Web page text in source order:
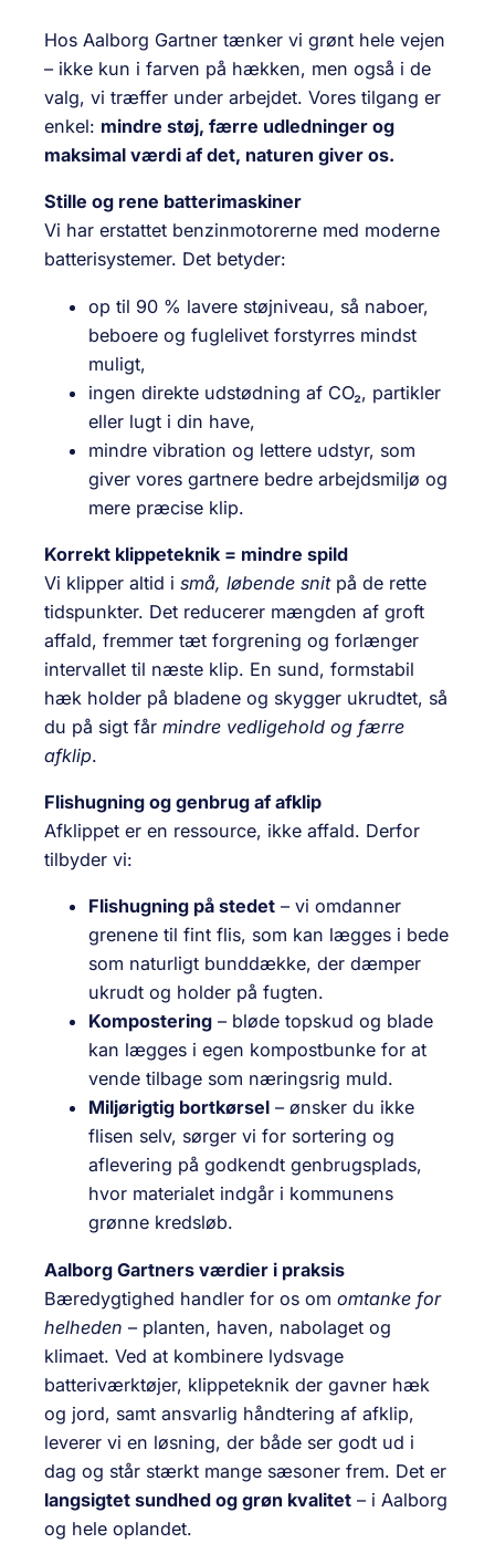
Hos Aalborg Gartner tænker vi grønt hele vejen
– ikke kun i farven på hækken, men også i de
valg, vi træffer under arbejdet. Vores tilgang er
enkel: mindre støj, færre udledninger og
maksimal værdi af det, naturen giver os.
Stille og rene batterimaskiner
Vi har erstattet benzinmotorerne med moderne
batterisystemer. Det betyder:
op til 90 % lavere støjniveau, så naboer,
beboere og fuglelivet forstyrres mindst
muligt,
ingen direkte udstødning af CO₂, partikler
eller lugt i din have,
mindre vibration og lettere udstyr, som
giver vores gartnere bedre arbejdsmiljø og
mere præcise klip.
Korrekt klippeteknik = mindre spild
Vi klipper altid i små, løbende snitpå de rette
tidspunkter. Det reducerer mængden af groft
affald, fremmer tæt forgrening og forlænger
intervallet til næste klip. En sund, formstabil
hæk holder på bladene og skygger ukrudtet, så
du på sigt får mindre vedligehold og færre
afklip.
Flishugning og genbrug af afklip
Afklippet er en ressource, ikke affald. Derfor
tilbyder vi:
Flishugning på stedet – vi omdanner
grenene til fint flis, som kan lægges i bede
som naturligt bunddække, der dæmper
ukrudt og holder på fugten.
Kompostering – bløde topskud og blade
kan lægges i egen kompostbunke for at
vende tilbage som næringsrig muld.
Miljørigtig bortkørsel – ønsker du ikke
flisen selv, sørger vi for sortering og
aflevering på godkendt genbrugsplads,
hvor materialet indgår i kommunens
grønne kredsløb.
Aalborg Gartners værdier i praksis
Bæredygtighed handler for os om omtanke for
helheden – planten, haven, nabolaget og
klimaet. Ved at kombinere lydsvage
batteriværktøjer, klippeteknik der gavner hæk
og jord, samt ansvarlig håndtering af afklip,
leverer vi en løsning, der både ser godt ud i
dag og står stærkt mange sæsoner frem. Det er
langsigtet sundhed og grøn kvalitet – i Aalborg
og hele oplandet.